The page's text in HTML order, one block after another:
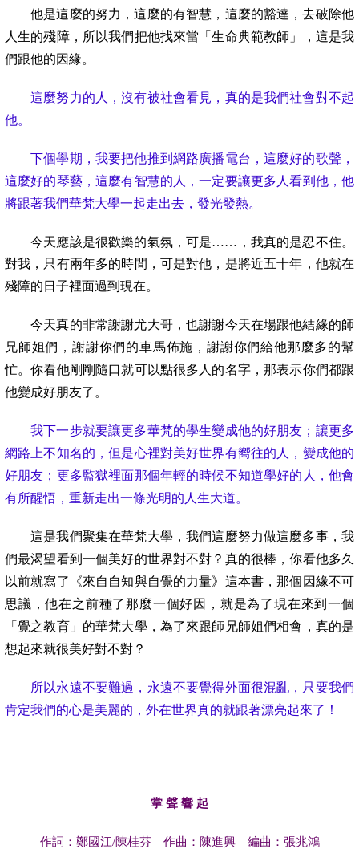
他是這麼的努力，這麼的有智慧，這麼的豁達，去破除他
人生的殘障，所以我們把他找來當「生命典範教師」，這是我
們跟他的因緣。
這麼努力的人，沒有被社會看見，真的是我們社會對不起
他。
下個學期，我要把他推到網路廣播電台，這麼好的歌聲，
這麼好的琴藝，這麼有智慧的人，一定要讓更多人看到他，他
將跟著我們華梵大學一起走出去，發光發熱。
今天應該是很歡樂的氣氛，可是…… ，我真的是忍不住。
對我，只有兩年多的時間，可是對他，是將近五十年，他就在
殘障的日子裡面過到現在。
今天真的非常謝謝尤大哥，也謝謝今天在場跟他結緣的師
兄師姐們，謝謝你們的車馬佈施，謝謝你們給他那麼多的幫
忙。你看他剛剛隨口就可以點很多人的名字，那表示你們都跟
他變成好朋友了。
我下一步就要讓更多華梵的學生變成他的好朋友；讓更多
網路上不知名的，但是心裡對美好世界有嚮往的人，變成他的
好朋友；更多監獄裡面那個年輕的時候不知道學好的人，他會
有所醒悟，重新走出一條光明的人生大道。
這是我們聚集在華梵大學，我們這麼努力做這麼多事，我
們最渴望看到一個美好的世界對不對？真的很棒，你看他多久
以前就寫了《來自自知與自覺的力量》這本書，那個因緣不可
思議，他在之前種了那麼一個好因，就是為了現在來到一個
「覺之教育」的華梵大學，為了來跟師兄師姐們相會，真的是
想起來就很美好對不對？
所以永遠不要難過，永遠不要覺得外面很混亂，只要我們
肯定我們的心是美麗的，外在世界真的就跟著漂亮起來了！
掌 聲 響 起
作詞：鄭國江/陳桂芬 作曲：陳進興 編曲：張兆鴻